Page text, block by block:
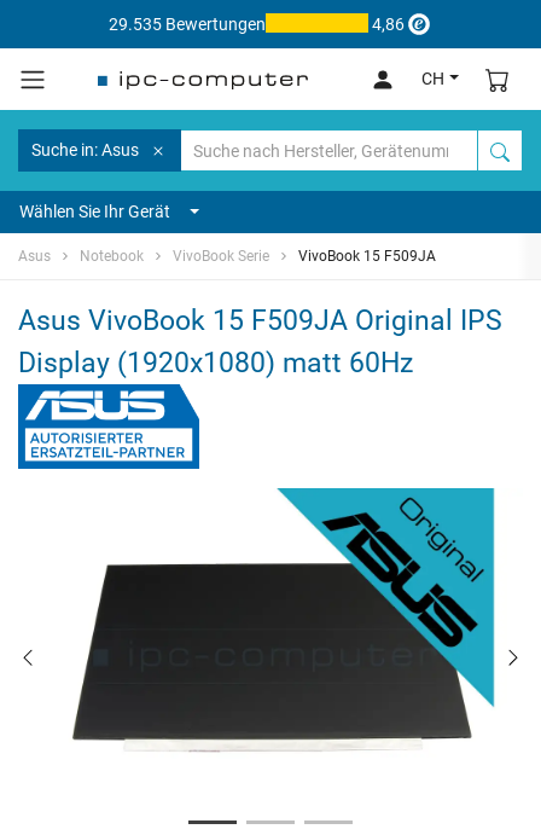
29.535 Bewertungen 4,86
CH
Suche in: Asus
Wählen Sie Ihr Gerät
Asus Notebook VivoBook Serie VivoBook 15 F509JA
Asus VivoBook 15 F509JA Original IPS
Display (1920x1080) matt 60Hz